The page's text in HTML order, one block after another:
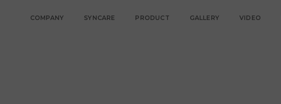
COMPANY SYNCARE PRODUCT GALLERY VIDEO